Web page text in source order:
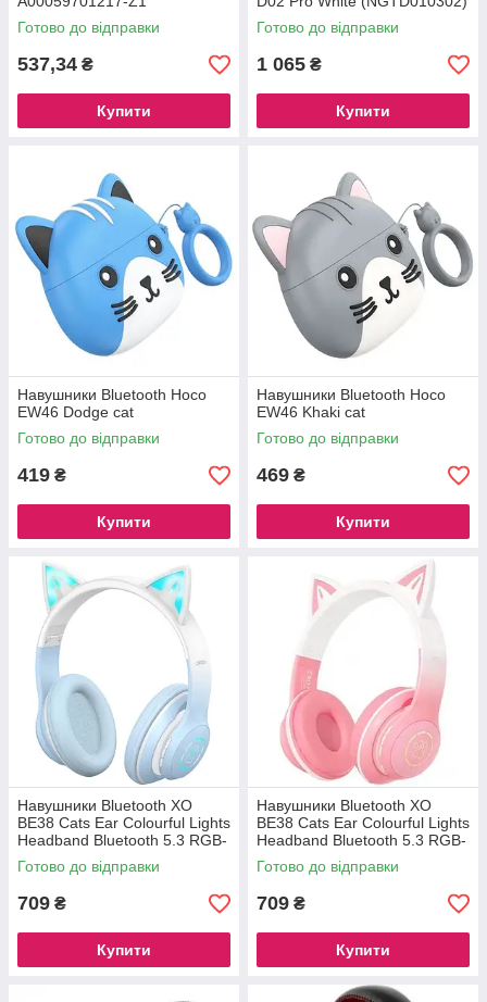
Готово до відправки
537,34 ₴
Купити
Готово до відправки
1 065 ₴
Купити
Навушники Bluetooth Hoco
EW46 Dodge cat
Готово до відправки
419 ₴
Купити
Навушники Bluetooth Hoco
EW46 Khaki cat
Готово до відправки
469 ₴
Купити
Навушники Bluetooth XO
BE38 Cats Ear Colourful Lights
Headband Bluetooth 5.3 RGB-
підсвічування для мобільних
Готово до відправки
709 ₴
Купити
Навушники Bluetooth XO
BE38 Cats Ear Colourful Lights
Headband Bluetooth 5.3 RGB-
підсвічування для мобільних
Готово до відправки
709 ₴
Купити